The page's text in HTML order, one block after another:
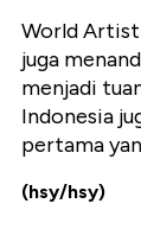
World
juga
menjadi
Indonesia
pertama
(hsy/hsy)